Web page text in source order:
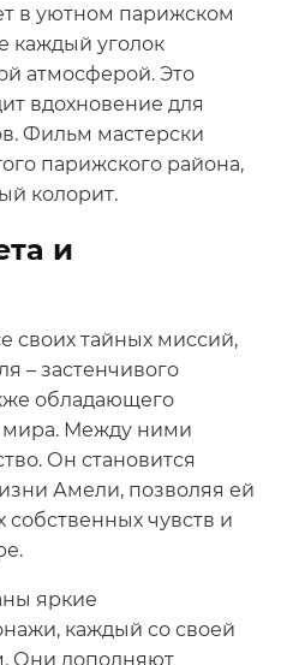
в уютном парижском
каждый уголок
атмосферой. Это
вдохновение для
Фильм мастерски
парижского района,
колорит.
и
своих тайных миссий,
– застенчивого
обладающего
Между ними
Он становится
Амели, позволяя ей
собственных чувств и
яркие
каждый со своей
Они дополняют